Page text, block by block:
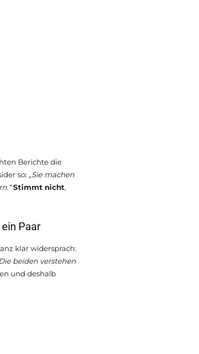
Berichte die
so: „Sie machen
Stimmt nicht,
Paar
klar widersprach:
beiden verstehen
und deshalb